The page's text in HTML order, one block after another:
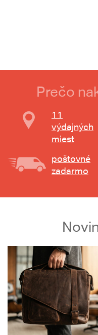
Prečo
11
výdajných
miest
poštovné
zadarmo